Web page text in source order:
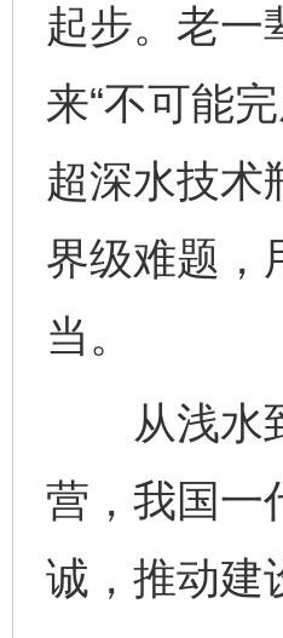
起步。老一
来“不可能
超深水技术
界级难题，
当。
从浅水到
营，我国一
诚，推动建